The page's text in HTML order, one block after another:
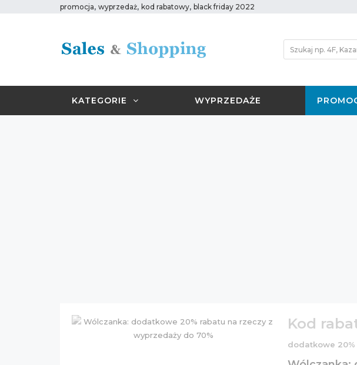
promocja, wyprzedaż, kod rabatowy, black friday 2022
KATEGORIE WYPRZEDAŻE
Kod
dodatkowe 20%